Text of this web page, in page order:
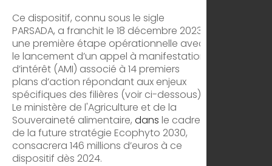
Ce dispositif, connu sous le sigle
PARSADA, a franchit le 18 décembre 2023
une première étape opérationnelle avec
le lancement d’un appel à manifestation
d’intérêt (AMI) associé à 14 premiers
plans d’action répondant aux enjeux
spécifiques des filières (voir ci-dessous).
Le ministère de l'Agriculture et de la
Souveraineté alimentaire, dans le cadre
de la future stratégie Ecophyto 2030,
consacrera 146 millions d’euros à ce
dispositif dès 2024.